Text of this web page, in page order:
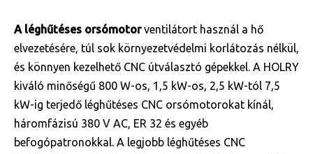
A léghűtéses orsómotorventilátort használ a hő
elvezetésére, túl sok környezetvédelmi korlátozás nélkül,
és könnyen kezelhető CNC útválasztó gépekkel. A HOLRY
kiváló minőségű 800 W-os, 1,5 kW-os, 2,5 kW-tól 7,5
kW-ig terjedő léghűtéses CNC orsómotorokat kínál,
háromfázisú 380 V AC, ER 32 és egyéb
befogópatronokkal. A legjobb léghűtéses CNC